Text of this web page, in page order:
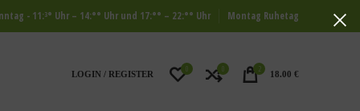
- 11:³° Uhr – 14:°° Uhr und 17:°° – 22:°° Uhr Montag Ruhetag
LOGIN / REGISTER
0 0 2
18.00 €